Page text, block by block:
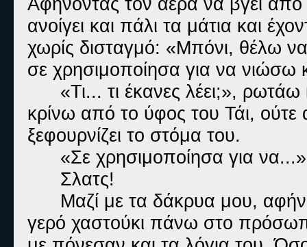
ανοίγει και πάλι τα μάτια και
χωρίς δισταγμό: «Μπόνι, θέλω
σε χρησιμοποίησα για να νιώσω
«Τι... τι έκανες λέει;»,
κρίνω από το ύφος του Τάι, ούτε
ξεφουρνίζει το στόμα του.
«Σε χρησιμοποίησα για να...»
Σλατς!
Μαζί με τα δάκρυα μου,
γερό χαστούκι πάνω στο